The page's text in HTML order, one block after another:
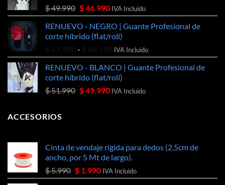
$ 46.990.$ 34.990.
$49.990 El
precio
original
era:
$ 49.990.
$46.990El
precio
actual
es:
$ 46.990.
IVA Incluido
RENUEVO - NEGRO | Guante Profesional de
corte híbrido (flat/roll)
-
Rango
de
precios:
desde
$ 47.990
IVA Incluido
RENUEVO - BLANCO | Guante Profesional de
corte híbrido (flat/roll)
$51.990 El
$49.990ElIVA Incluido
ACCESORIOS
Cinta de vendaje rígida para dedos (2,5cm de
ancho, por 5 Mt de largo).
$5.990 El
precio
$1.990El
precio
IVA Incluido